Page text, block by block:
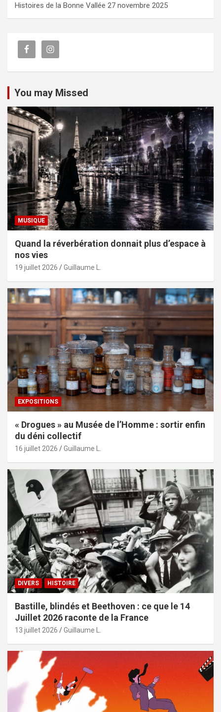
Histoires de la Bonne Vallée 27 novembre 2025
You may Missed
MUSIQUE
Quand la réverbération donnait plus d’espace à
nos vies
19 juillet 2026 Guillaume L.
EXPOSITIONS
« Drogues » au Musée de l’Homme : sortir enfin
du déni collectif
16 juillet 2026 Guillaume L.
DIVERS HISTOIRE
Bastille, blindés et Beethoven : ce que le 14
Juillet 2026 raconte de la France
13 juillet 2026 Guillaume L.